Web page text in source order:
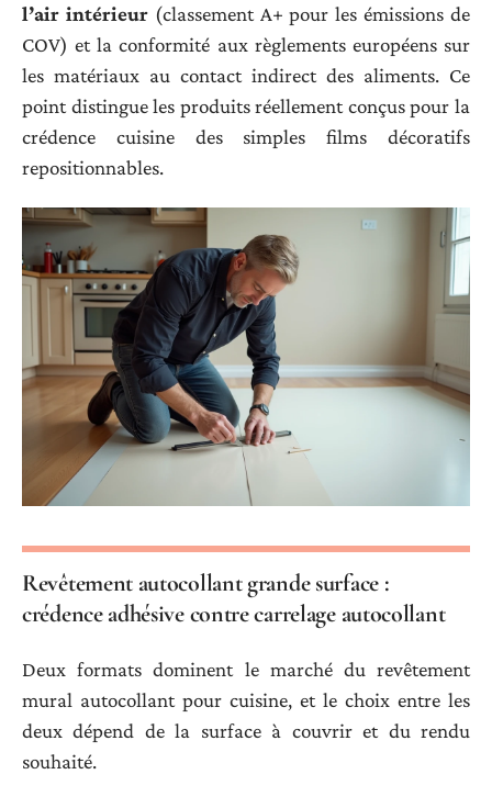
l’air intérieur(classement A+ pour les émissions de
COV) et la conformité aux règlements européens sur
les matériaux au contact indirect des aliments. Ce
point distingue les produits réellement conçus pour la
crédence cuisine des simples films décoratifs
repositionnables.
Revêtement autocollant grande surface :
crédence adhésive contre carrelage autocollant
Deux formats dominent le marché du revêtement
mural autocollant pour cuisine, et le choix entre les
deux dépend de la surface à couvrir et du rendu
souhaité.